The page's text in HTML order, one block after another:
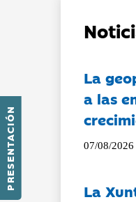
PRESENTACIÓN
La
a las
07/08/2026
La